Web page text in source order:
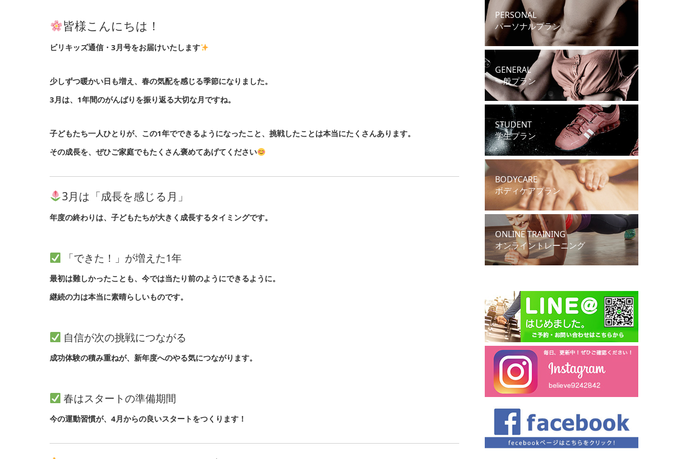
皆様こんにちは！
ビリキッズ通信・3月号をお届けいたします
少しずつ暖かい日も増え、春の気配を感じる季節になりました。
3月は、1年間のがんばりを振り返る大切な月ですね。
子どもたち一人ひとりが、この1年でできるようになったこと、挑戦したことは本当にたくさんあります。
その成長を、ぜひご家庭でもたくさん褒めてあげてください
3月は「成長を感じる月」
年度の終わりは、子どもたちが大きく成長するタイミングです。
「できた！」が増えた1年
最初は難しかったことも、今では当たり前のようにできるように。
継続の力は本当に素晴らしいものです。
自信が次の挑戦につながる
成功体験の積み重ねが、新年度へのやる気につながります。
春はスタートの準備期間
今の運動習慣が、4月からの良いスタートをつくります！
PERSONAL
パーソナルプラン
GENERAL
一般プラン
STUDENT
学生プラン
BODYCARE
ボディケアプラン
ONLINE TRAINING
オンライントレーニング